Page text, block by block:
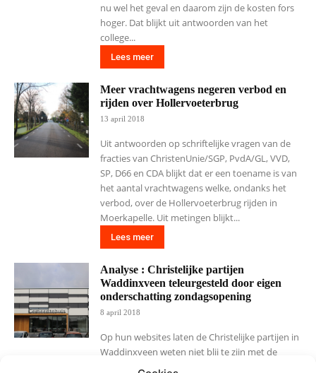
nu wel het geval en daarom zijn de kosten fors
hoger. Dat blijkt uit antwoorden van het
college...
Lees meer
Meer vrachtwagens negeren verbod en
rijden over Hollervoeterbrug
13 april 2018
Uit antwoorden op schriftelijke vragen van de
fracties van ChristenUnie/SGP, PvdA/GL, VVD,
SP, D66 en CDA blijkt dat er een toename is van
het aantal vrachtwagens welke, ondanks het
verbod, over de Hollervoeterbrug rijden in
Moerkapelle. Uit metingen blijkt...
Lees meer
Analyse : Christelijke partijen
Waddinxveen teleurgesteld door eigen
onderschatting zondagsopening
8 april 2018
Op hun websites laten de Christelijke partijen in
Waddinxveen weten niet blij te zijn met de
huidige formatie in het Gouwedorp. PCW is nog